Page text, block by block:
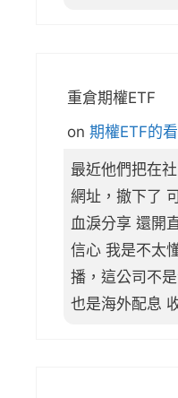
重倉期權ETF
on 期權ETF的
最近他們把在
網址，撤下了
血淚分享 還開
信心 我是不太
播，這公司不
也是海外配息